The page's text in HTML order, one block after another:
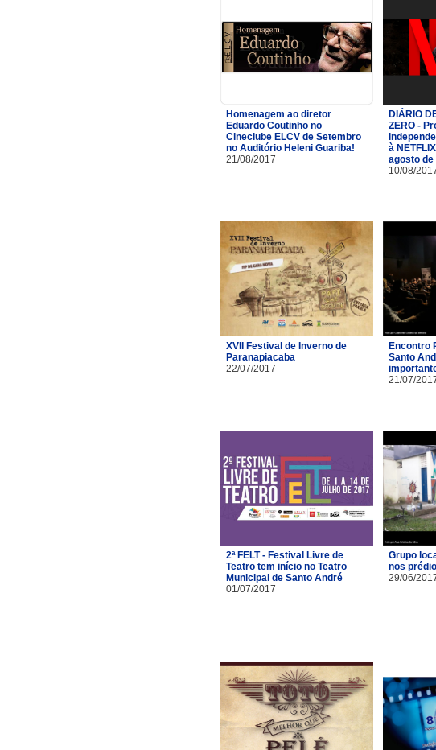
Homenagem ao diretor
Eduardo Coutinho no
Cineclube ELCV de Setembro
no Auditório Heleni Guariba!
21/08/2017
DIÁRIO
ZERO -
à
agosto de
10/08/
XVII Festival de Inverno de
Paranapiacaba
22/07/2017
Encontro
Santo
21/07/
2ª FELT - Festival Livre de
Teatro tem início no Teatro
Municipal de Santo André
01/07/2017
Grupo
nos
29/06/